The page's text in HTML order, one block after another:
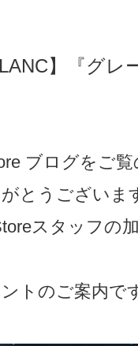
】『グレ
ブログをご
とうございま
スタッフの
トのご案内で